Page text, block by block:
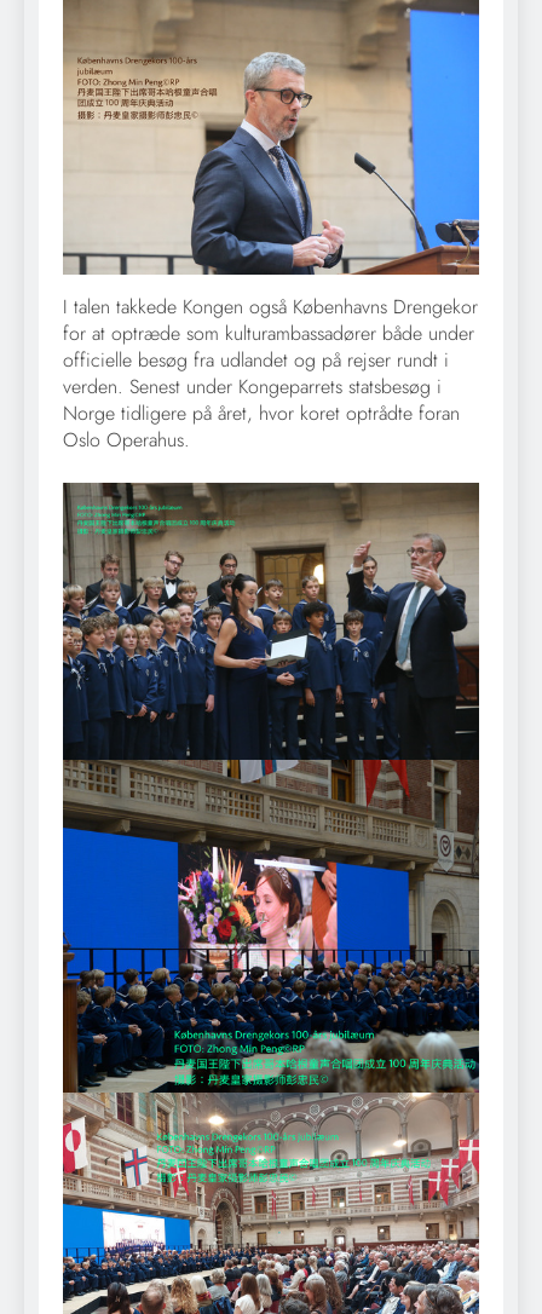
I talen takkede Kongen også Københavns Drengekor
for at optræde som kulturambassadører både under
officielle besøg fra udlandet og på rejser rundt i
verden. Senest under Kongeparrets statsbesøg i
Norge tidligere på året, hvor koret optrådte foran
Oslo Operahus.